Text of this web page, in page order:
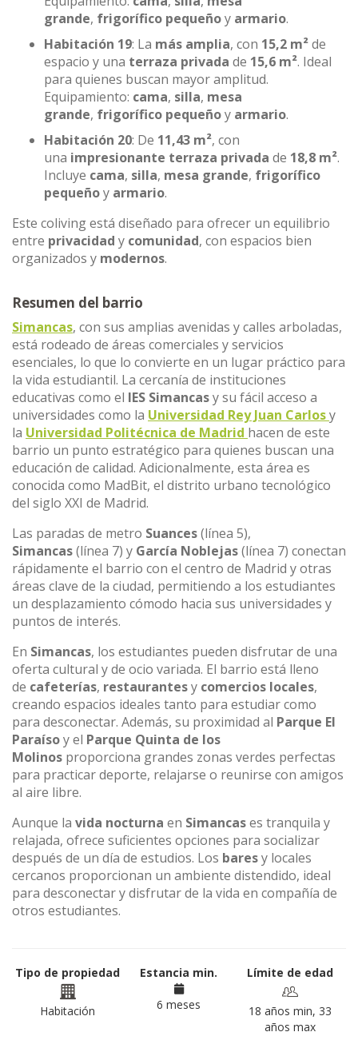
grande, frigorífico pequeñoy armario.
Habitación 19: La más amplia, con 15,2 m²de
espacio y una terraza privada de 15,6 m². Ideal
para quienes buscan mayor amplitud.
Equipamiento: cama, silla, mesa
grande, frigorífico pequeñoy armario.
Habitación 20: De 11,43 m², con
una impresionante terraza privada de 18,8 m².
Incluye cama, silla, mesa grande, frigorífico
pequeñoy armario.
Este coliving está diseñado para ofrecer un equilibrio
entre privacidad y comunidad, con espacios bien
organizados y modernos.
Resumen del barrio
Simancas, con sus amplias avenidas y calles arboladas,
está rodeado de áreas comerciales y servicios
esenciales, lo que lo convierte en un lugar práctico para
la vida estudiantil. La cercanía de instituciones
educativas como el IES Simancasy su fácil acceso a
universidades como la Universidad Rey Juan Carlosy
la Universidad Politécnica de Madrid hacen de este
barrio un punto estratégico para quienes buscan una
educación de calidad. Adicionalmente, esta área es
conocida como MadBit, el distrito urbano tecnológico
del siglo XXI de Madrid.
Las paradas de metro Suances(línea 5),
Simancas(línea 7) y García Noblejas(línea 7) conectan
rápidamente el barrio con el centro de Madrid y otras
áreas clave de la ciudad, permitiendo a los estudiantes
un desplazamiento cómodo hacia sus universidades y
puntos de interés.
En Simancas, los estudiantes pueden disfrutar de una
oferta cultural y de ocio variada. El barrio está lleno
de cafeterías, restaurantesy comercios locales,
creando espacios ideales tanto para estudiar como
para desconectar. Además, su proximidad al Parque El
Paraísoy el Parque Quinta de los
Molinos proporciona grandes zonas verdes perfectas
para practicar deporte, relajarse o reunirse con amigos
al aire libre.
Aunque la vida nocturna en Simancases tranquila y
relajada, ofrece suficientes opciones para socializar
después de un día de estudios. Los baresy locales
cercanos proporcionan un ambiente distendido, ideal
para desconectar y disfrutar de la vida en compañía de
otros estudiantes.
Tipo de propiedad
Habitación
Estancia min.
6 meses
Límite de edad
18 años min, 33
años max